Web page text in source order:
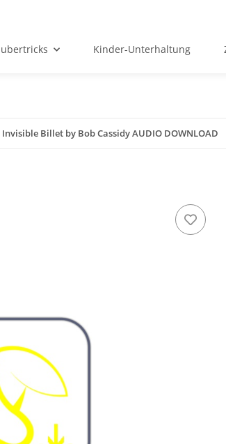
Kinder-Unterhaltung
Invisible Billet by Bob Cassidy AUDIO DOWNLOAD